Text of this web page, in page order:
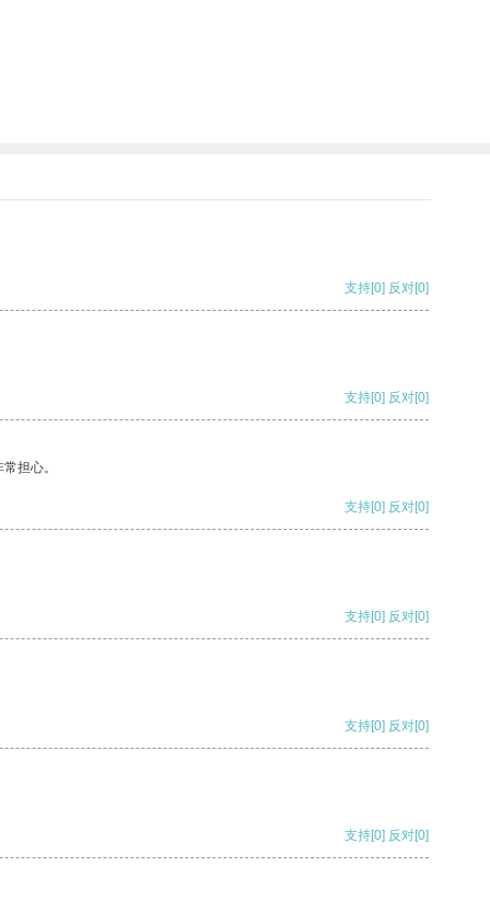
支持[0] 反对[0]
支持[0] 反对[0]
担心。
支持[0] 反对[0]
支持[0] 反对[0]
支持[0] 反对[0]
支持[0] 反对[0]